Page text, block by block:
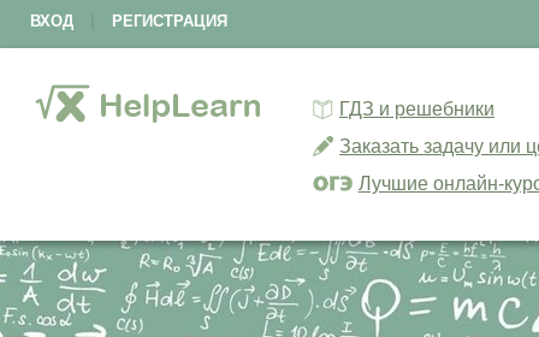
ВХОД РЕГИСТРАЦИЯ
ГДЗ и решебники
Заказать задачу или
Лучшие онлайн-